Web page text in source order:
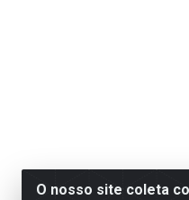
O nosso site coleta